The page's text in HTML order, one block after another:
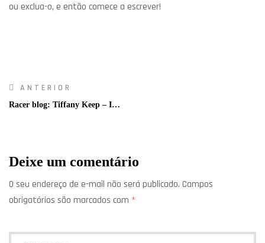
ou exclua-o, e então comece a escrever!
ANTERIOR
Racer blog: Tiffany Keep – In
Deixe um comentário
O seu endereço de e-mail não será publicado. Campos
obrigatórios são marcados com *